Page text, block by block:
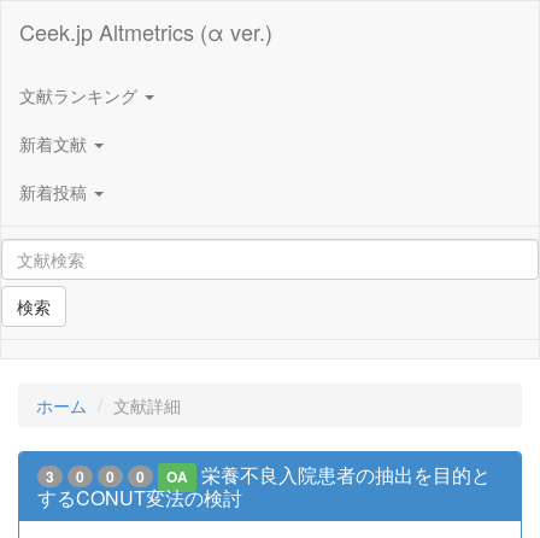
Ceek.jp Altmetrics (α ver.)
文献ランキング
新着文献
新着投稿
検索
ホーム 文献詳細
3 0 0 0 OA
栄養不良入院患者の抽出を目的と
するCONUT変法の検討